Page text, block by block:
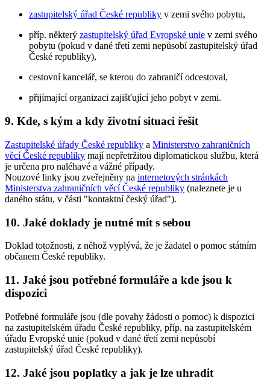
zastupitelský úřad České republiky v zemi svého pobytu,
příp. některý zastupitelský úřad Evropské unie v zemi svého
pobytu (pokud v dané třetí zemi nepůsobí zastupitelský úřad
České republiky),
cestovní kancelář, se kterou do zahraničí odcestoval,
přijímající organizaci zajišťující jeho pobyt v zemi.
9. Kde, s kým a kdy životní situaci řešit
Zastupitelské úřady České republiky a Ministerstvo zahraničních
věcí České republiky mají nepřetržitou diplomatickou službu, která
je určena pro naléhavé a vážné případy.
Nouzové linky jsou zveřejněny na internetových stránkách
Ministerstva zahraničních věcí České republiky (naleznete je u
daného státu, v části "kontaktní český úřad").
10. Jaké doklady je nutné mít s sebou
Doklad totožnosti, z něhož vyplývá, že je žadatel o pomoc státním
občanem České republiky.
11. Jaké jsou potřebné formuláře a kde jsou k
dispozici
Potřebné formuláře jsou (dle povahy žádosti o pomoc) k dispozici
na zastupitelském úřadu České republiky, příp. na zastupitelském
úřadu Evropské unie (pokud v dané třetí zemi nepůsobí
zastupitelský úřad České republiky).
12. Jaké jsou poplatky a jak je lze uhradit